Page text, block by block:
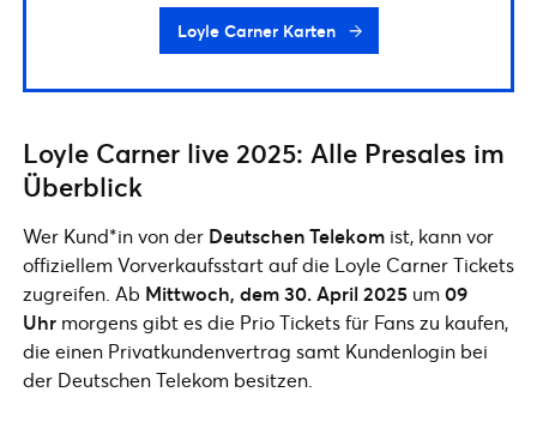
Loyle Carner Karten
Loyle Carner live 2025: Alle Presales im
Überblick
Wer Kund*in von der Deutschen Telekom ist, kann vor
offiziellem Vorverkaufsstart auf die Loyle Carner Tickets
zugreifen. Ab Mittwoch, dem 30. April 2025 um09
Uhr morgens gibt es die Prio Tickets für Fans zu kaufen,
die einen Privatkundenvertrag samt Kundenlogin bei
der Deutschen Telekom besitzen.